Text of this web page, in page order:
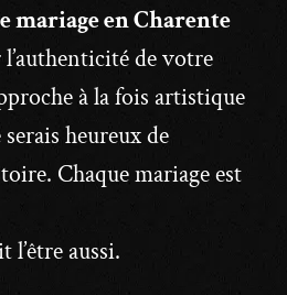
mariage en Charente
de votre
à la fois artistique
heureux de
Chaque mariage est
aussi.